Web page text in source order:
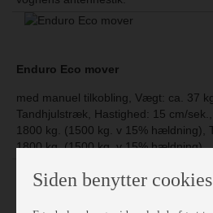
Enduro Eco mover
med manuel tilkobling, Vægt: ca. 37
Tandhjulstræk, Hastighed: 15 cm/
1800 kg. (1500 kg. v 15% hældning),
1800 kg. (1500 kg. v 15% hældning)
Siden benytter cookies